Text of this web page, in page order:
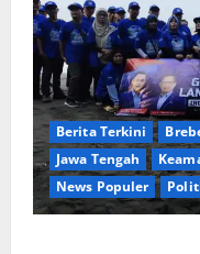
Berita Terkini
Jawa Tengah
News Populer